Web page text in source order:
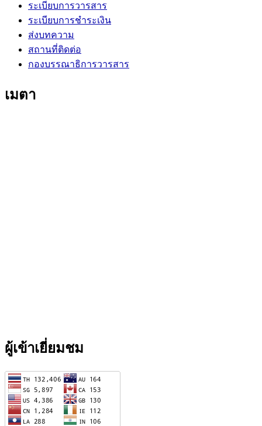
ระเบียบการวารสาร
ระเบียบการชำระเงิน
ส่งบทความ
สถานที่ติดต่อ
กองบรรณาธิการวารสาร
เมตา
ผู้เข้าเยี่ยมชม